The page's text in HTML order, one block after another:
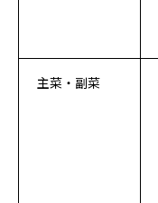
主菜・副菜